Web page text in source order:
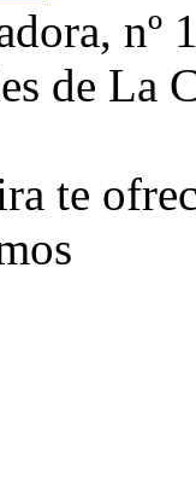
nº
de La
te